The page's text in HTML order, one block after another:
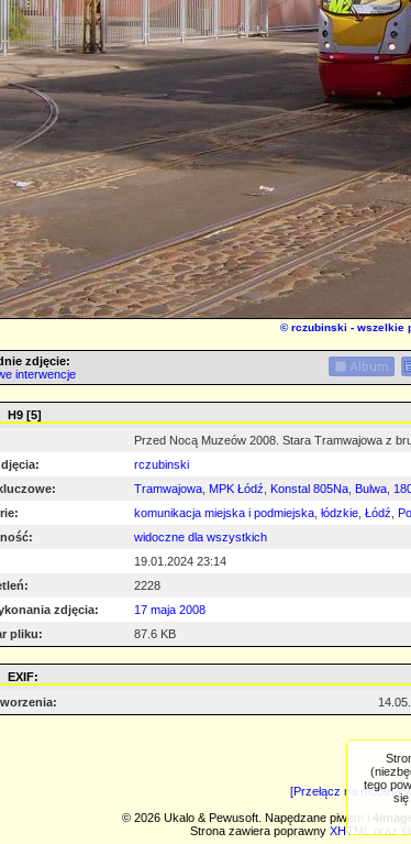
©rczubinski - wszelkie
zdjęcie:
interwencje
H9 [5]
Przed Nocą Muzeów 2008. Stara Tramwajowa z
rczubinski
Tramwajowa MPK Łódź Konstal 805Na Bulwa
komunikacja miejska i podmiejska łódzkie Łódź
widoczne dla wszystkich
19.01.2024 23:14
2228
zdjęcia:
17 maja 2008
pliku:
87.6 KB
EXIF:
[Przełącz na mobilną
© 2026 Ukalo & Pewusoft. Napędzane piwem i
Strona zawiera poprawny XHTML oraz
tego
się